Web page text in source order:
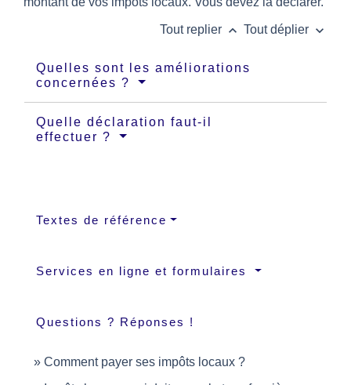
Tout replier keyboard_arrow_up Tout déplier keyboard_arrow_down
Quelles sont les améliorations
concernées ?
Quelle déclaration faut-il
effectuer ?
Textes de référence
Services en ligne et formulaires
Questions ? Réponses !
Comment payer ses impôts locaux ?